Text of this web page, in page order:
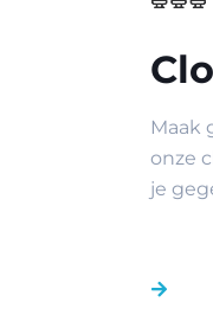
Maak
onze
je